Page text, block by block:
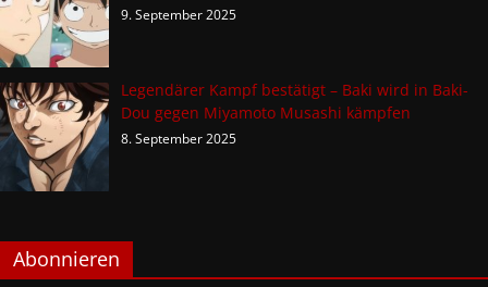
9. September 2025
Legendärer Kampf bestätigt – Baki wird in Baki-
Dou gegen Miyamoto Musashi kämpfen
8. September 2025
Abonnieren